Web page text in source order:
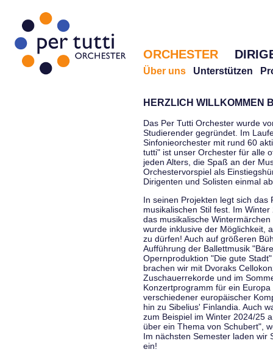
ORCHESTER
Über uns Unterstützen
HERZLICH WILLKOMMEN
Das Per Tutti Orchester wurde
Studierender gegründet. Im
Sinfonieorchester mit rund 60
tutti" ist unser Orchester für alle
jeden Alters, die Spaß an der
Orchestervorspiel als
Dirigenten und Solisten einmal
In seinen Projekten legt sich das
musikalischen Stil fest. Im
das musikalische
wurde inklusive der Möglichkeit,
zu dürfen! Auch auf größeren
Aufführung der Ballettmusik
Opernproduktion "Die gute
brachen wir mit Dvoraks
Zuschauerrekorde und im
Konzertprogramm für ein
verschiedener europäischer
hin zu Sibelius' Finlandia. Auch
zum Beispiel im Winter 2024/25
über ein Thema von Schubert",
Im nächsten Semester laden wir
ein!